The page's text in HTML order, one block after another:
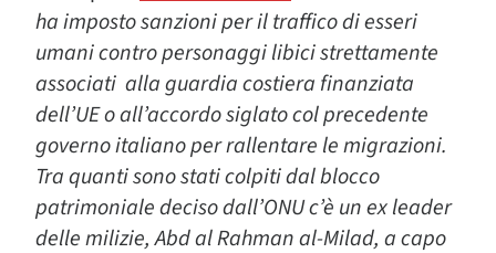
ha imposto sanzioni per il traffico di esseri
umani contro personaggi libici strettamente
associati alla guardia costiera finanziata
dell’UE o all’accordo siglato col precedente
governo italiano per rallentare le migrazioni.
Tra quanti sono stati colpiti dal blocco
patrimoniale deciso dall’ONU c’è un ex leader
delle milizie, Abd al Rahman al-Milad, a capo